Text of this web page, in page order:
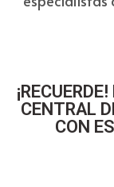
CENTRAL
CON